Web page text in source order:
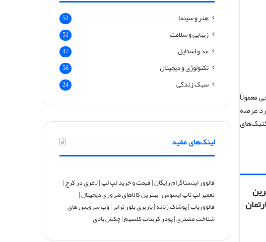
معمولاً
عرصه
هنر و سینما 52
زیبایی و سلامت 51
مد و استایل 47
تکنولوژی و دیجیتال 56
سبک زندگی 24
لینک‌های مفید
فالوور اینستاگرام رایگان|قیمت و خرید لپ لپ|لاغری در کرج|
تعمیر لپ تاپ ایسوس|بهترین کالاهای ضروری دیجیتال|
فالووریاب|پوشاک زنانه|باربری بلور ترابر|وب سرویس های
شناخت مشتری|پودر کربنات کلسیم|چکش بادی